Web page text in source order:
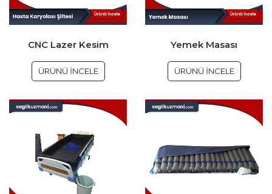
CNC Lazer Kesim
ÜRÜNÜ İNCELE
Yemek Masası
ÜRÜNÜ İNCELE